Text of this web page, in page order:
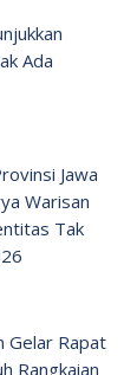
Ada
Jawa
Warisan
Tak
Gelar Rapat
Rangkaian